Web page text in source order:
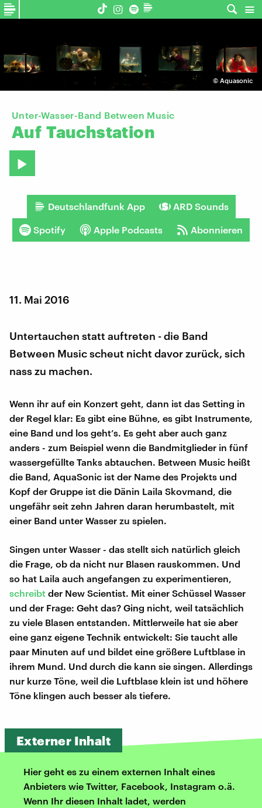
© Aquasonic
Unter-Wasser-Band Between Music
Auf Tauchstation
Deutschlandfunk App ARD Sounds
Spotify Apple Podcasts Abonnieren
11. Mai 2016
Untertauchen statt auftreten - die Band
Between Music scheut nicht davor zurück, sich
nass zu machen.
Wenn ihr auf ein Konzert geht, dann ist das Setting in
der Regel klar: Es gibt eine Bühne, es gibt Instrumente,
eine Band und los geht’s. Es geht aber auch ganz
anders - zum Beispiel wenn die Bandmitglieder in fünf
wassergefüllte Tanks abtauchen. Between Music heißt
die Band, AquaSonic ist der Name des Projekts und
Kopf der Gruppe ist die Dänin Laila Skovmand, die
ungefähr seit zehn Jahren daran herumbastelt, mit
einer Band unter Wasser zu spielen.
Singen unter Wasser - das stellt sich natürlich gleich
die Frage, ob da nicht nur Blasen rauskommen. Und
so hat Laila auch angefangen zu experimentieren,
schreibt der New Scientist. Mit einer Schüssel Wasser
und der Frage: Geht das? Ging nicht, weil tatsächlich
zu viele Blasen entstanden. Mittlerweile hat sie aber
eine ganz eigene Technik entwickelt: Sie taucht alle
paar Minuten auf und bildet eine größere Luftblase in
ihrem Mund. Und durch die kann sie singen. Allerdings
nur kurze Töne, weil die Luftblase klein ist und höhere
Töne klingen auch besser als tiefere.
Externer Inhalt
Hier geht es zu einem externen Inhalt eines
Anbieters wie Twitter, Facebook, Instagram o.ä.
Wenn Ihr diesen Inhalt ladet, werden